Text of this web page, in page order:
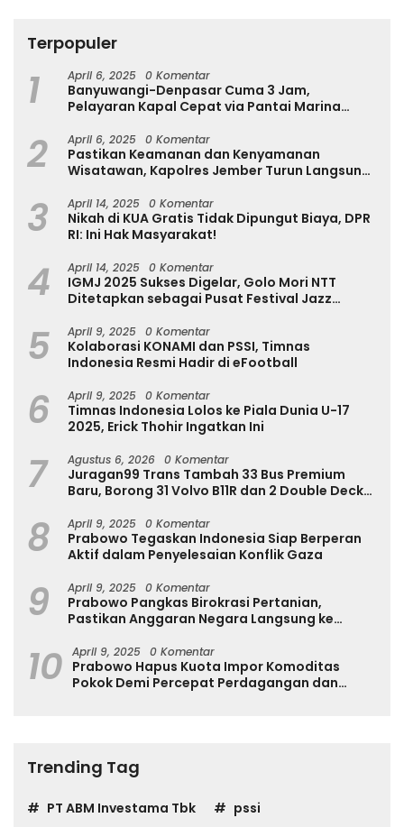
Terpopuler
1 April 6, 2025 0 Komentar
Banyuwangi-Denpasar Cuma 3 Jam,
Pelayaran Kapal Cepat via Pantai Marina
2 April 6, 2025 0 Komentar
Pastikan Keamanan dan Kenyamanan
Wisatawan, Kapolres Jember Turun Langsung
3 April 14, 2025 0 Komentar
Nikah di KUA Gratis Tidak Dipungut Biaya, DPR
RI: Ini Hak Masyarakat!
4 April 14, 2025 0 Komentar
IGMJ 2025 Sukses Digelar, Golo Mori NTT
Ditetapkan sebagai Pusat Festival Jazz
5 April 9, 2025 0 Komentar
Kolaborasi KONAMI dan PSSI, Timnas
Indonesia Resmi Hadir di eFootball
6 April 9, 2025 0 Komentar
Timnas Indonesia Lolos ke Piala Dunia U-17
2025, Erick Thohir Ingatkan Ini
7 Agustus 6, 2026 0 Komentar
Juragan99 Trans Tambah 33 Bus Premium
Baru, Borong 31 Volvo B11R dan 2 Double Decker
8 April 9, 2025 0 Komentar
Prabowo Tegaskan Indonesia Siap Berperan
Aktif dalam Penyelesaian Konflik Gaza
9 April 9, 2025 0 Komentar
Prabowo Pangkas Birokrasi Pertanian,
Pastikan Anggaran Negara Langsung ke
10 April 9, 2025 0 Komentar
Prabowo Hapus Kuota Impor Komoditas
Pokok Demi Percepat Perdagangan dan
Trending Tag
PT ABM Investama Tbk
pssi